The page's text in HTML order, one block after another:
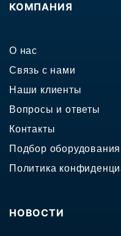
КОМПАНИЯ
О нас
Связь с нами
Наши клиенты
Вопросы и ответы
Контакты
Подбор оборудования
Политика
НОВОСТИ